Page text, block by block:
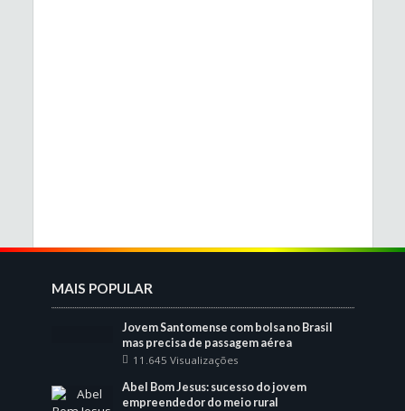
MAIS POPULAR
Jovem Santomense com bolsa no Brasil
mas precisa de passagem aérea
11.645 Visualizações
Abel Bom Jesus: sucesso do jovem
empreendedor do meio rural